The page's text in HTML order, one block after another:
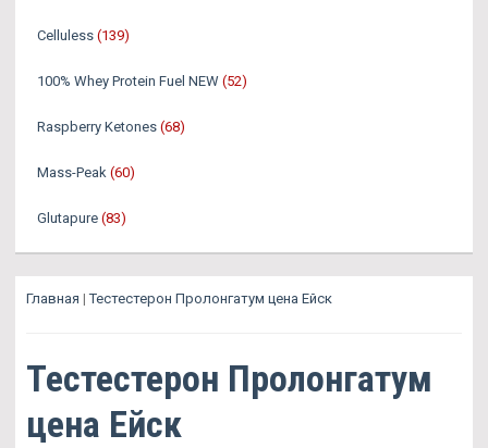
Celluless (139)
100% Whey Protein Fuel NEW (52)
Raspberry Ketones (68)
Mass-Peak (60)
Glutapure (83)
Главная |Тестестерон Пролонгатум цена Ейск
Тестестерон Пролонгатум
цена Ейск